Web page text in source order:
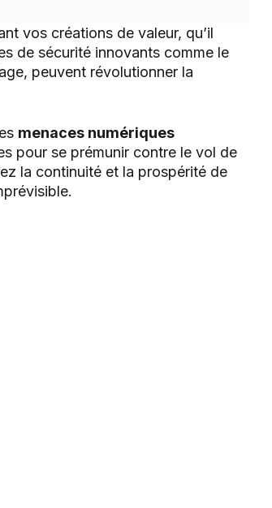
vos créations de valeur, qu’il
de sécurité innovants comme le
peuvent révolutionner la
menaces numériques
pour se prémunir contre le vol de
la continuité et la prospérité de